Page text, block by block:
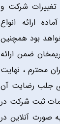
تغییرات شرکت و
ارائه انواع
بود همچنین
ضمن ارائه
محترم ، نهایت
جلب رضایت آن
ثبت شرکت در
صورت آنلاین در